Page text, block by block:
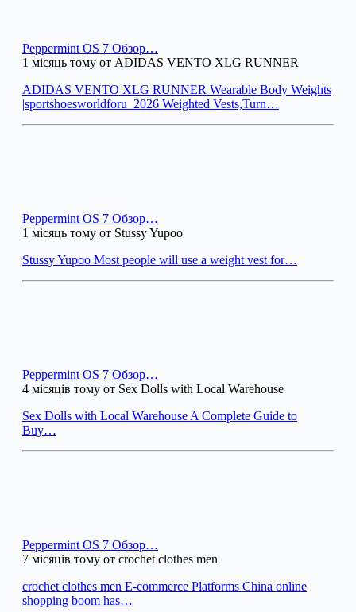
Peppermint OS 7 Обзор…
1 місяць тому от ADIDAS VENTO XLG RUNNER
ADIDAS VENTO XLG RUNNER Wearable Body Weights
|sportshoesworldforu_2026 Weighted Vests,Turn…
Peppermint OS 7 Обзор…
1 місяць тому от Stussy Yupoo
Stussy Yupoo Most people will use a weight vest for…
Peppermint OS 7 Обзор…
4 місяців тому от Sex Dolls with Local Warehouse
Sex Dolls with Local Warehouse A Complete Guide to
Buy…
Peppermint OS 7 Обзор…
7 місяців тому от crochet clothes men
crochet clothes men E-commerce Platforms China online
shopping boom has…